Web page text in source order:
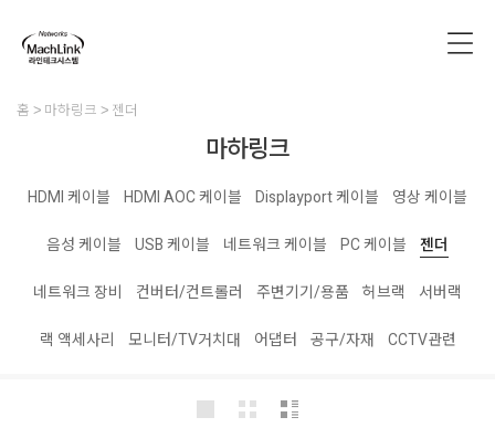
홈 마하링크 젠더
마하링크
HDMI 케이블 HDMI AOC 케이블 Displayport 케이블 영상 케이블
음성 케이블 USB 케이블 네트워크 케이블 PC 케이블 젠더
네트워크 장비 컨버터/컨트롤러 주변기기/용품 허브랙 서버랙
랙 액세사리 모니터/TV거치대 어댑터 공구/자재 CCTV관련